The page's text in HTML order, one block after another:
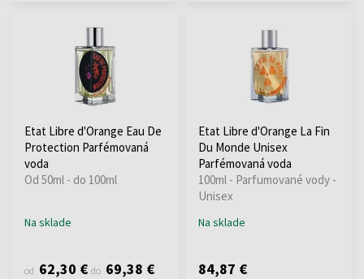
Etat Libre d'Orange Eau De
Protection Parfémovaná
voda
Od 50ml - do 100ml
Na sklade
od 62,30 € do 69,38 €
Etat Libre d'Orange La Fin
Du Monde Unisex
Parfémovaná voda
100ml - Parfumované vody -
Unisex
Na sklade
84,87 €